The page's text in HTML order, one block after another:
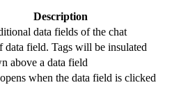
Description
data fields of the chat
data field. Tags will be insulated
above a data field
when the data field is clicked